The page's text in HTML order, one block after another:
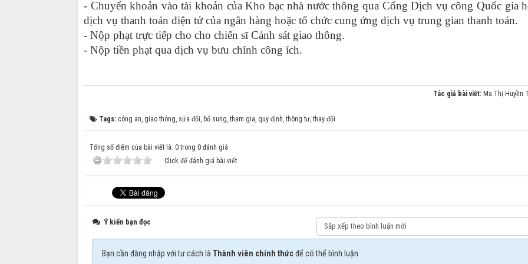
- Chuyển khoản vào tài khoản của Kho bạc nhà nước thông qua Cổng Dịch vụ công Quốc gia
dịch vụ thanh toán điện tử của ngân hàng hoặc tổ chức cung ứng dịch vụ trung gian thanh toán.
- Nộp phạt trực tiếp cho cho chiến sĩ Cảnh sát giao thông.
- Nộp tiền phạt qua dịch vụ bưu chính công ích.
Tác giả bài viết: Ma Thị Huyền
Tags: công an, giao thông, sửa đổi, bổ sung, tham gia, quy định, thông tư, thay đổi
Tổng số điểm của bài viết là: 0 trong 0 đánh giá
Click để đánh giá bài viết
Ý kiến bạn đọc
Bạn cần đăng nhập với tư cách là Thành viên chính thứcđể có thể bình luận